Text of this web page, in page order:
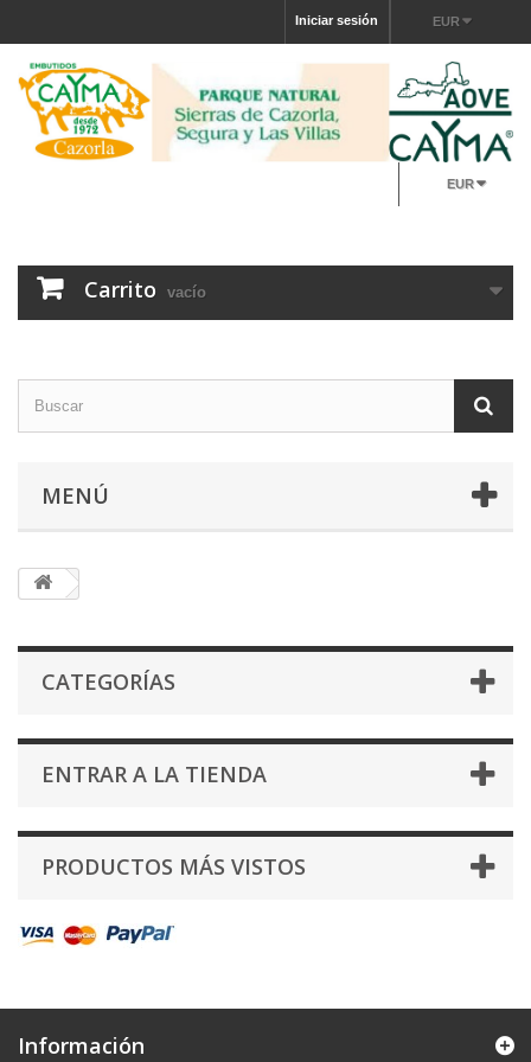
EUR
Iniciar sesión
EUR
Carrito vacío
MENÚ
CATEGORÍAS
ENTRAR A LA TIENDA
PRODUCTOS MÁS VISTOS
Información